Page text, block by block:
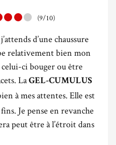
(9/10)
d’une chaussure
relativement bien mon
ci bouger ou être
LaGEL-CUMULUS
à mes attentes. Elle est
Je pense en revanche
peut être à l’étroit dans